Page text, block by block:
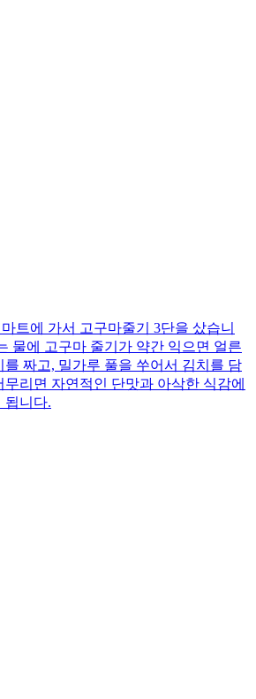
트에 가서 고구마줄기 3단을 샀습니
물에 고구마 줄기가 약간 익으면 얼른
를 짜고, 밀가루 풀을 쑤어서 김치를 담
리면 자연적인 단맛과 아삭한 식감에
됩니다.